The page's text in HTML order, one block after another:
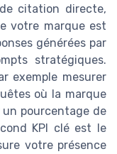
citation directe,
votre marque est
générées par
stratégiques.
exemple mesurer
où la marque
pourcentage de
KPI clé est le
votre présence